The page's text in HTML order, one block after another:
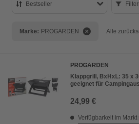
Bestseller
Marke: PROGARDEN Alle
PROGARDEN
Klappgrill, BxHxL: 35 x
geeignet für
24,99 €
Verfügbarkeit im Markt